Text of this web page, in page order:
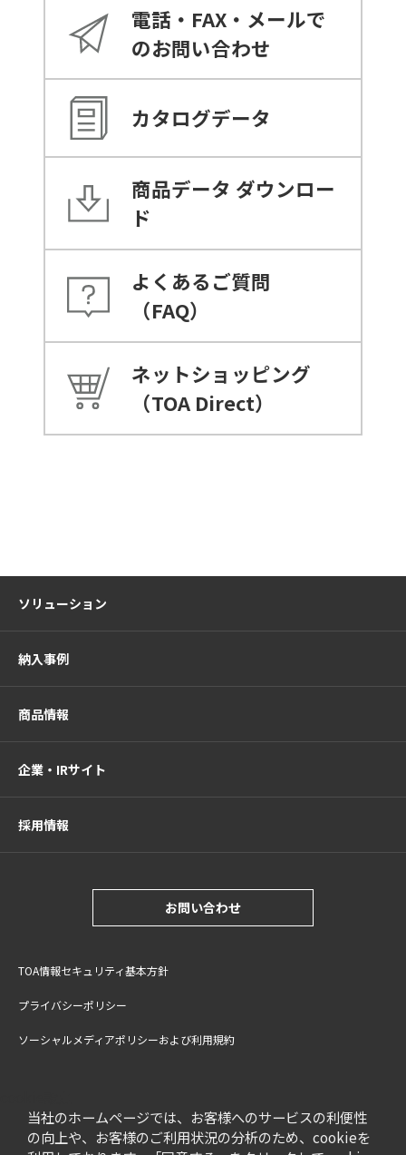
当社のホームページでは、お客様へのサービスの利便性
の向上や、お客様のご利用状況の分析のため、cookieを
電話・FAX・メールで
のお問い合わせ
カタログデータ
商品データ ダウンロー
ド
よくあるご質問
（FAQ）
ネットショッピング
（TOA Direct）
ソリューション
納入事例
商品情報
企業・IRサイト
採用情報
お問い合わせ
TOA情報セキュリティ基本方針
プライバシーポリシー
ソーシャルメディアポリシーおよび利用規約
特定商取引法に基づく表記